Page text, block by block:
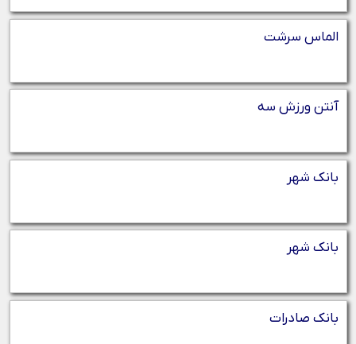
الماس سرشت
آنتن ورزش سه
بانک شهر
بانک شهر
بانک صادرات